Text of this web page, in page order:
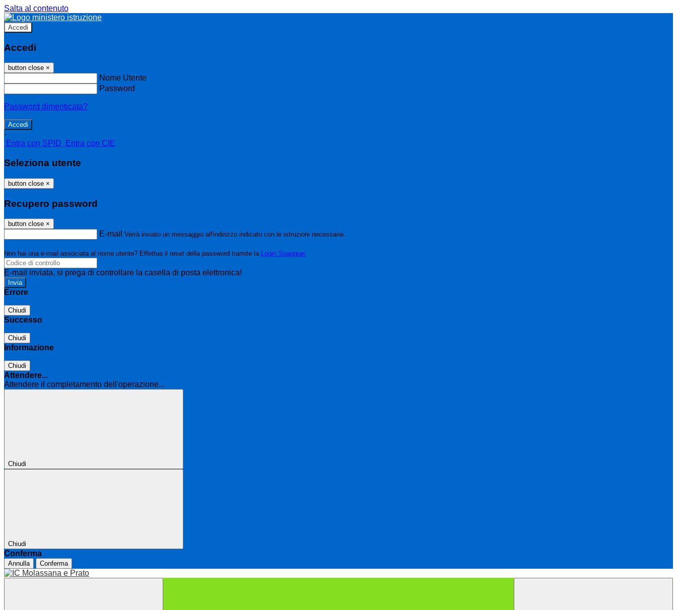
Salta al contenuto
Accedi
Accedi
button close ×
Nome Utente
Password
Password dimenticata?
-
Entra con SPID
Entra con CIE
Seleziona utente
button close ×
Recupero password
button close ×
E-mail Verrà inviato un messaggio all'indirizzo indicato con le istruzioni necessarie.
Non hai una e-mail associata al nome utente? Effettua il reset della password tramite la Login Spaggiari
E-mail inviata, si prega di controllare la casella di posta elettronica!
Errore
Chiudi
Successo
Chiudi
Informazione
Chiudi
Attendere...
Attendere il completamento dell'operazione...
Chiudi
Chiudi
Conferma
Annulla Conferma